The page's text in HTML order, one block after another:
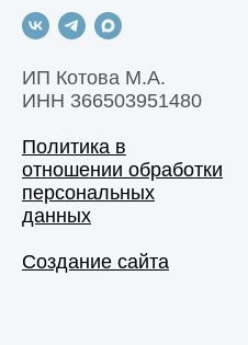
ИП Котова М.А.
ИНН 366503951480
Политика в
отношении обработки
персональных
данных
Создание сайта